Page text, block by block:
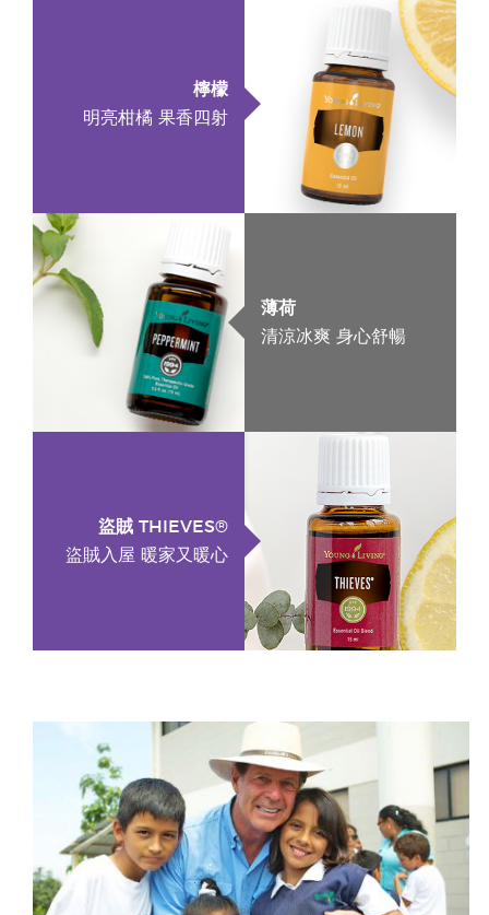
檸檬
明亮柑橘 果香四射
薄荷
清涼冰爽 身心舒暢
盜賊 THIEVES®
盜賊入屋 暖家又暖心